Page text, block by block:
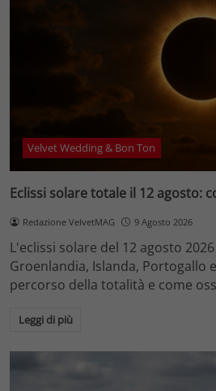
Velvet Wedding & Bon Ton
Eclissi solare totale il 12 agosto:
Redazione VelvetMAG 9 Agosto 2026
L'eclissi solare del 12 agosto
Groenlandia, Islanda, Portogallo
percorso della totalità e come
Leggi di più